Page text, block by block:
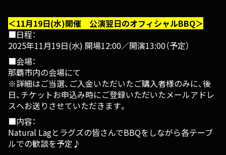
＜11月19日(水)開催 公演翌日のオフィシャルBBQ＞
■日程：
2025年11月19日(水) 開場12:00／開演13:00（予定）
■会場：
那覇市内の会場にて
※詳細はご当選、ご入金いただいたご購入者様のみに、後
日、チケットお申込み時にご登録いただいたメールアドレ
スへお送りさせていただきます。
■内容：
Natural Lagとラグズの皆さんでBBQをしながら各テーブ
ルでの歓談を予定♪